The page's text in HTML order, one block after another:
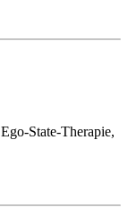
State-Therapie,